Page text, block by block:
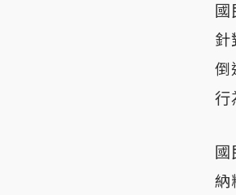
國
針
倒
行
國
納